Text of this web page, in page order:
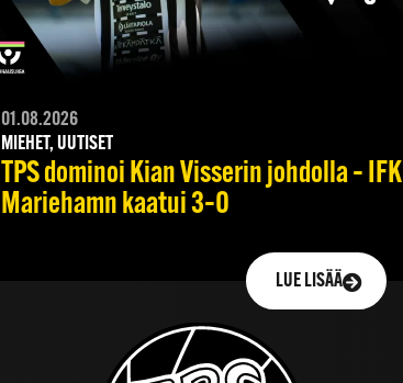
01.08.2026
MIEHET, UUTISET
TPS dominoi Kian Visserin johdolla – IFK
Mariehamn kaatui 3–0
LUE LISÄÄ